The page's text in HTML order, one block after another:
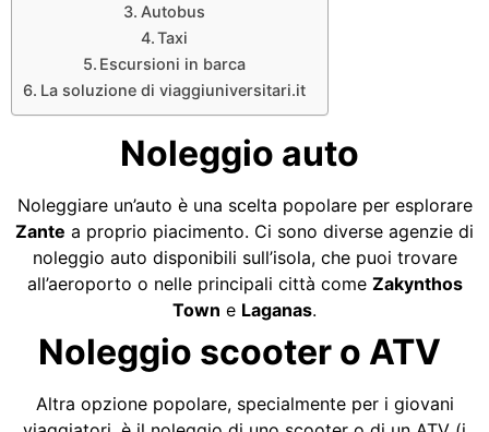
Autobus
Taxi
Escursioni in barca
La soluzione di viaggiuniversitari.it
Noleggio auto
Noleggiare un’auto è una scelta popolare per esplorare
Zante a proprio piacimento. Ci sono diverse agenzie di
noleggio auto disponibili sull’isola, che puoi trovare
all’aeroporto o nelle principali città come Zakynthos
Town e Laganas.
Noleggio scooter o ATV
Altra opzione popolare, specialmente per i giovani